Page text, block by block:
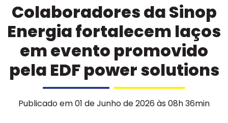
Colaboradores da Sinop
Energia fortalecem laços
em evento promovido
pela EDF power solutions
Publicado em 01 de Junho de 2026 às 08h 36min